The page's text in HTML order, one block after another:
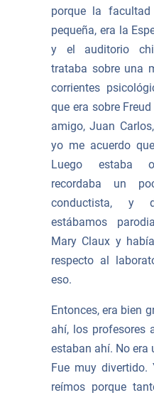
porque la
pequeña, era la
y el auditorio
trataba sobre una
corrientes
que era sobre
amigo, Juan
yo me acuerdo
Luego estaba
recordaba un
conductista, y
estábamos
Mary Claux y
respecto al
eso.
Entonces, era bien
ahí, los profesores
estaban ahí. No era
Fue muy
reímos porque